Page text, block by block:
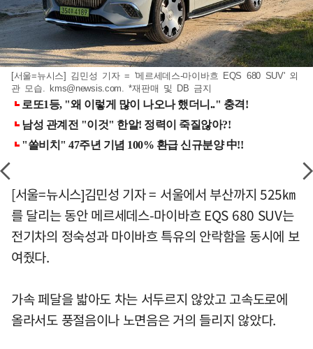
[서울=뉴시스] 김민성 기자 = '메르세데스-마이바흐 EQS 680 SUV' 외
관 모습. kms@newsis.com. *재판매 및 DB 금지
[서울=뉴시스]김민성 기자 = 서울에서 부산까지 525㎞
를 달리는 동안 메르세데스-마이바흐 EQS 680 SUV는
전기차의 정숙성과 마이바흐 특유의 안락함을 동시에 보
여줬다.
가속 페달을 밟아도 차는 서두르지 않았고 고속도로에
올라서도 풍절음이나 노면음은 거의 들리지 않았다.